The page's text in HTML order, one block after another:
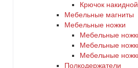
Крючок
Мебельные магниты
Мебельные ножки
Мебельные
Мебельные
Мебельные
Полкодержатели